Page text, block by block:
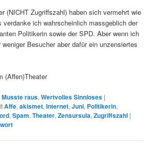
(NICHT Zugriffszahl) haben sich vermehrt wie
verdanke ich wahrscheinlich massgeblich der
Politikerin sowie der SPD. Aber wenn ich
Besucher aber dafür ein unzensiertes
(Affen)Theater
Musste raus,Wertvolles Sinnloses |
Affe,akismet,Internet,Juni, Politikerin,
,Spam,Theater,Zensursula,Zugriffszahl |